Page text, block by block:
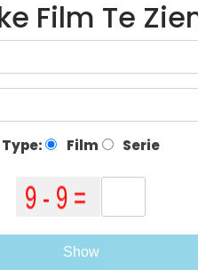
Film Te
Type: Film Serie
Show